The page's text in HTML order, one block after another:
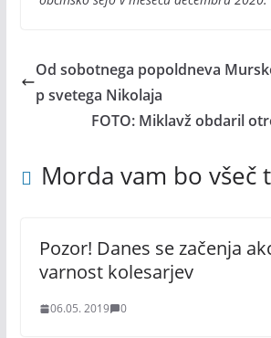
Od sobotnega popoldneva
p svetega Nikolaja
FOTO: Miklavž obdaril
Morda vam bo všeč
Pozor! Danes se začenja
varnost kolesarjev
06.05. 2019 0